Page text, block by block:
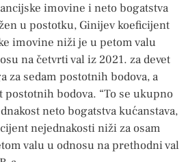
imovine i neto bogatstva
u postotku, Ginijev koeficijent
imovine niži je u petom valu
na četvrti val iz 2021. za devet
za sedam postotnih bodova, a
bodova. “To se ukupno
neto bogatstva kućanstava,
nejednakosti niži za osam
valu u odnosu na prethodni val